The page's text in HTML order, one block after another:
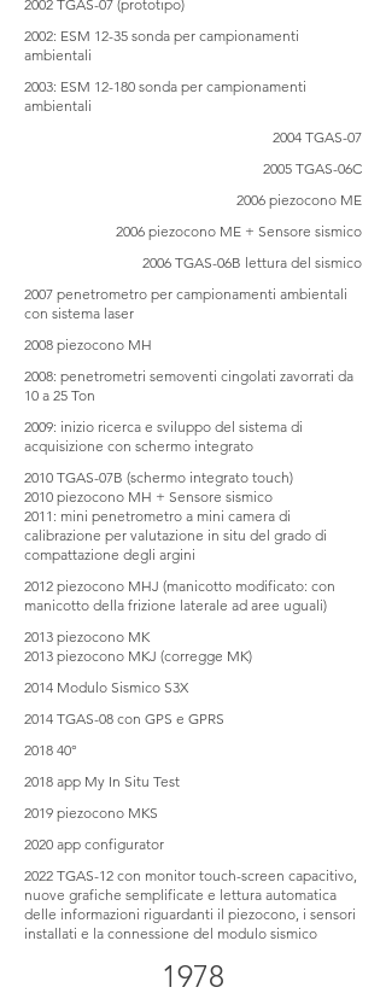
2002 TGAS-07 (prototipo)
2002: ESM 12-35 sonda per campionamenti
ambientali
2003: ESM 12-180 sonda per campionamenti
ambientali
2004 TGAS-07
2005 TGAS-06C
2006 piezocono ME
2006 piezocono ME + Sensore sismico
2006 TGAS-06B lettura del sismico
2007 penetrometro per campionamenti ambientali
con sistema laser
2008 piezocono MH
2008: penetrometri semoventi cingolati zavorrati da
10 a 25 Ton
2009: inizio ricerca e sviluppo del sistema di
acquisizione con schermo integrato
2010 TGAS-07B (schermo integrato touch)
2010 piezocono MH + Sensore sismico
2011: mini penetrometro a mini camera di
calibrazione per valutazione in situ del grado di
compattazione degli argini
2012 piezocono MHJ (manicotto modificato: con
manicotto della frizione laterale ad aree uguali)
2013 piezocono MK
2013 piezocono MKJ (corregge MK)
2014 Modulo Sismico S3X
2014 TGAS-08 con GPS e GPRS
2018 40°
2018 app My In Situ Test
2019 piezocono MKS
2020 app configurator
2022 TGAS-12 con monitor touch-screen capacitivo,
nuove grafiche semplificate e lettura automatica
delle informazioni riguardanti il piezocono, i sensori
installati e la connessione del modulo sismico
1978